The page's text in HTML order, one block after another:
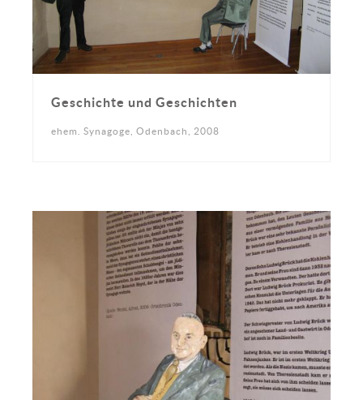
Geschichte und Geschichten
ehem. Synagoge, Odenbach, 2008